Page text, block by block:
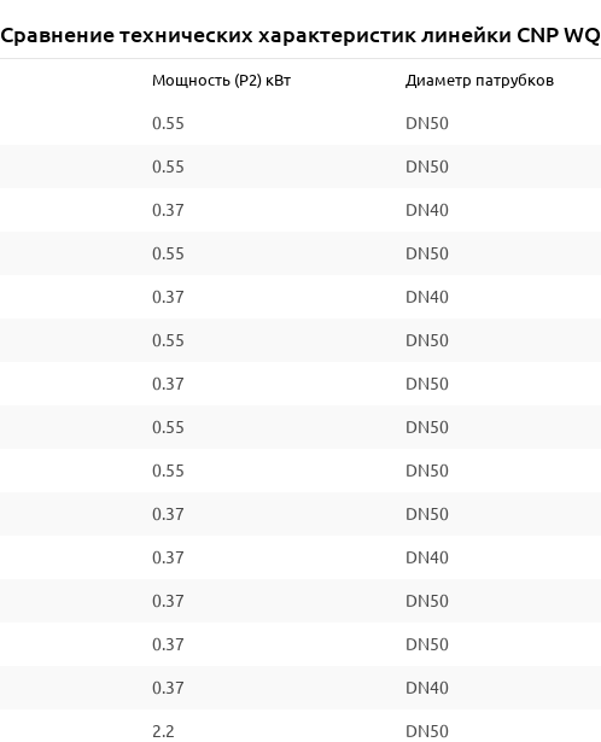
Сравнение технических характеристик линейки CNP WQ
Мощность (P2) кВт Диаметр патрубков
0.55 DN50
0.55 DN50
0.37 DN40
0.55 DN50
0.37 DN40
0.55 DN50
0.37 DN50
0.55 DN50
0.55 DN50
0.37 DN50
0.37 DN40
0.37 DN50
0.37 DN50
0.37 DN40
2.2 DN50